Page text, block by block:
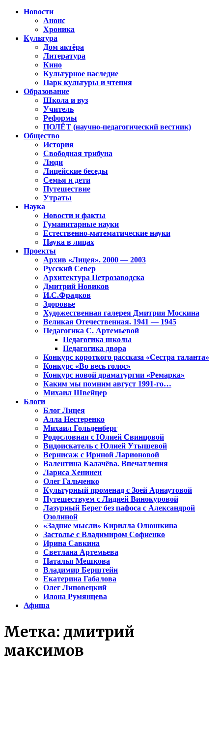
Новости
Анонс
Хроника
Культура
Дом актёра
Литература
Кино
Культурное наследие
Парк культуры и чтения
Образование
Школа и вуз
Учитель
Реформы
ПОЛЁТ (научно-педагогический вестник)
Общество
История
Свободная трибуна
Люди
Лицейские беседы
Семья и дети
Путешествие
Утраты
Наука
Новости и факты
Гуманитарные науки
Естественно-математические науки
Наука в лицах
Проекты
Архив «Лицея». 2000 — 2003
Русский Север
Архитектура Петрозаводска
Дмитрий Новиков
И.С.Фрадков
Здоровье
Художественная галерея Дмитрия Москина
Великая Отечественная. 1941 — 1945
Педагогика С. Артемьевой
Педагогика школы
Педагогика двора
Конкурс короткого рассказа «Сестра таланта»
Конкурс «Во весь голос»
Конкурс новой драматургии «Ремарка»
Каким мы помним август 1991-го…
Михаил Швейцер
Блоги
Блог Лицея
Алла Нестеренко
Михаил Гольденберг
Родословная с Юлией Свинцовой
Видоискатель с Юлией Утышевой
Вернисаж с Ириной Ларионовой
Валентина Калачёва. Впечатления
Лариса Хенинен
Олег Гальченко
Культурный променад с Зоей Арнаутовой
Путешествуем с Лидией Винокуровой
Лазурный Берег без пафоса с Александрой
Озолиной
«Задние мысли» Кирилла Олюшкина
Застолье с Владимиром Софиенко
Ирина Савкина
Светлана Артемьева
Наталья Мешкова
Владимир Берштейн
Екатерина Габалова
Олег Липовецкий
Илона Румянцева
Афиша
Метка: дмитрий
максимов